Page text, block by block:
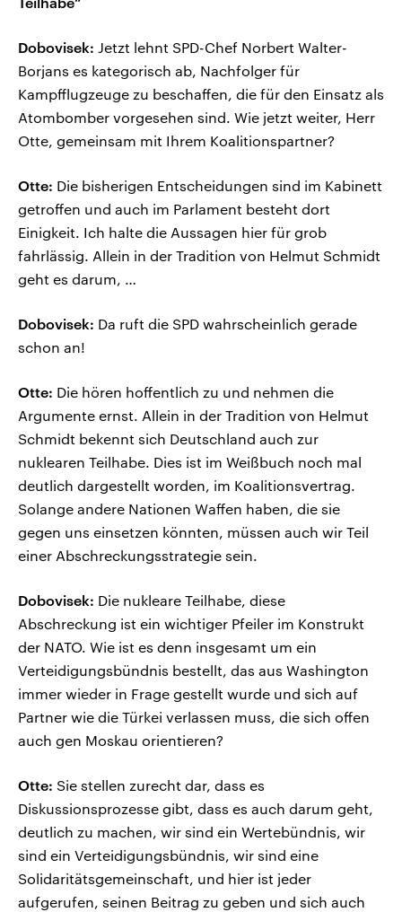
Dobovisek: Jetzt lehnt SPD-Chef Norbert Walter-
Borjans es kategorisch ab, Nachfolger für
Kampfflugzeuge zu beschaffen, die für den Einsatz als
Atombomber vorgesehen sind. Wie jetzt weiter, Herr
Otte, gemeinsam mit Ihrem Koalitionspartner?
Otte: Die bisherigen Entscheidungen sind im Kabinett
getroffen und auch im Parlament besteht dort
Einigkeit. Ich halte die Aussagen hier für grob
fahrlässig. Allein in der Tradition von Helmut Schmidt
geht es darum, …
Dobovisek: Da ruft die SPD wahrscheinlich gerade
schon an!
Otte: Die hören hoffentlich zu und nehmen die
Argumente ernst. Allein in der Tradition von Helmut
Schmidt bekennt sich Deutschland auch zur
nuklearen Teilhabe. Dies ist im Weißbuch noch mal
deutlich dargestellt worden, im Koalitionsvertrag.
Solange andere Nationen Waffen haben, die sie
gegen uns einsetzen könnten, müssen auch wir Teil
einer Abschreckungsstrategie sein.
Dobovisek: Die nukleare Teilhabe, diese
Abschreckung ist ein wichtiger Pfeiler im Konstrukt
der NATO. Wie ist es denn insgesamt um ein
Verteidigungsbündnis bestellt, das aus Washington
immer wieder in Frage gestellt wurde und sich auf
Partner wie die Türkei verlassen muss, die sich offen
auch gen Moskau orientieren?
Otte: Sie stellen zurecht dar, dass es
Diskussionsprozesse gibt, dass es auch darum geht,
deutlich zu machen, wir sind ein Wertebündnis, wir
sind ein Verteidigungsbündnis, wir sind eine
Solidaritätsgemeinschaft, und hier ist jeder
aufgerufen, seinen Beitrag zu geben und sich auch